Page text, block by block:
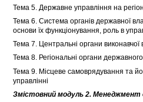
Тема 5. Державне управління на
Тема 6. Система органів державної
основи їх функціонування, роль в
Тема 7. Центральні органи виконавчої
Тема 8. Регіональні органи
Тема 9. Місцеве самоврядування та
управлінні
Змістовний модуль 2. Менеджмент